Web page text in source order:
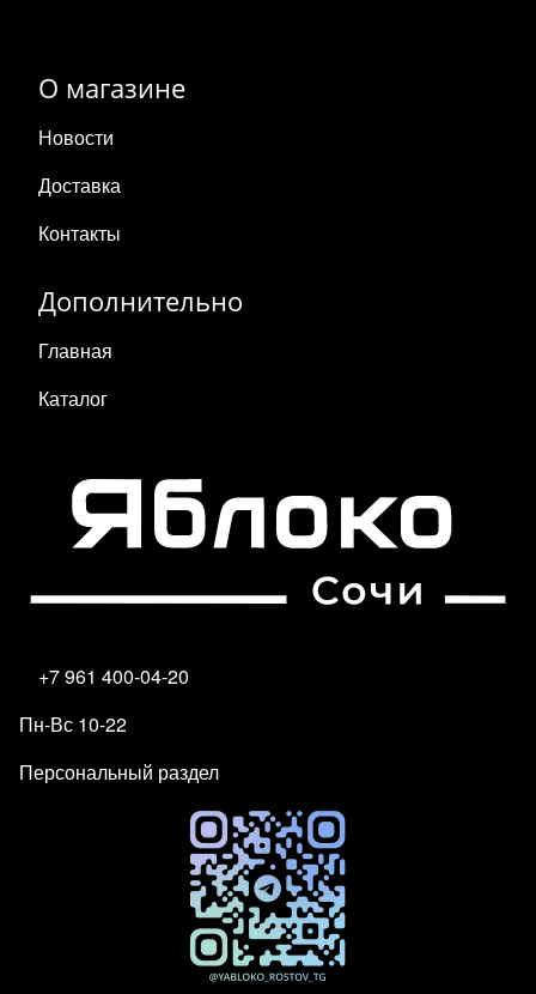
О магазине
Новости
Доставка
Контакты
Дополнительно
Главная
Каталог
+7 961 400-04-20
Пн-Вс 10-22
Персональный раздел